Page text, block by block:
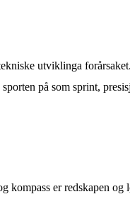
utviklinga
på som sprint,
kompass er redskapen